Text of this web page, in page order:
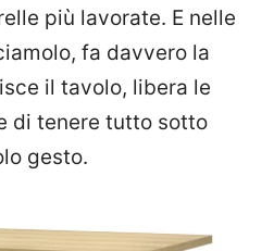
più lavorate. E nelle
fa davvero la
il tavolo, libera le
di tenere tutto sotto
gesto.